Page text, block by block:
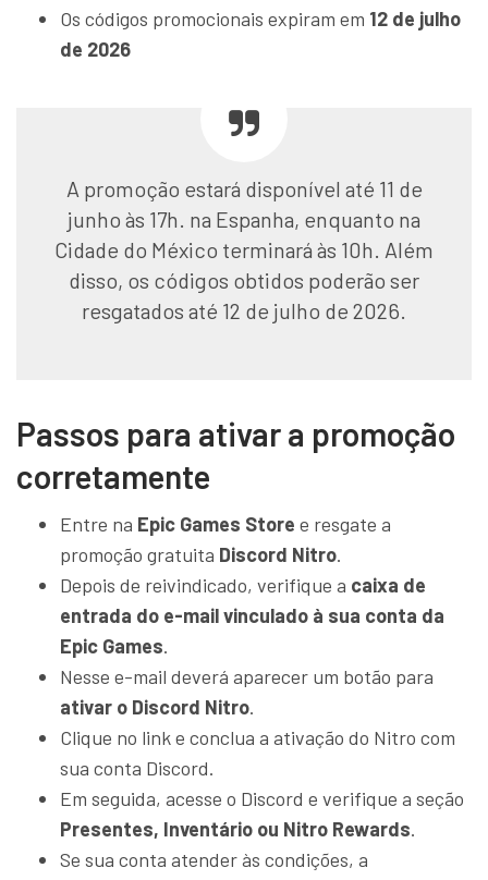
Os códigos promocionais expiram em 12 de julho
de 2026
A promoção estará disponível até 11 de
junho às 17h. na Espanha, enquanto na
Cidade do México terminará às 10h. Além
disso, os códigos obtidos poderão ser
resgatados até 12 de julho de 2026.
Passos para ativar a promoção
corretamente
Entre na Epic Games Store e resgate a
promoção gratuita Discord Nitro.
Depois de reivindicado, verifique a caixa de
entrada do e-mail vinculado à sua conta da
Epic Games.
Nesse e-mail deverá aparecer um botão para
ativar o Discord Nitro.
Clique no link e conclua a ativação do Nitro com
sua conta Discord.
Em seguida, acesse o Discord e verifique a seção
Presentes, Inventário ou Nitro Rewards.
Se sua conta atender às condições, a